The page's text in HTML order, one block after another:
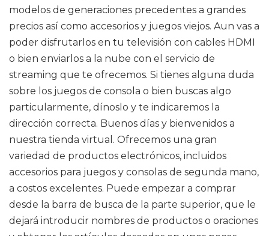
modelos de generaciones precedentes a grandes
precios así como accesorios y juegos viejos. Aun vas a
poder disfrutarlos en tu televisión con cables HDMI
o bien enviarlos a la nube con el servicio de
streaming que te ofrecemos. Si tienes alguna duda
sobre los juegos de consola o bien buscas algo
particularmente, dínoslo y te indicaremos la
dirección correcta. Buenos días y bienvenidos a
nuestra tienda virtual. Ofrecemos una gran
variedad de productos electrónicos, incluidos
accesorios para juegos y consolas de segunda mano,
a costos excelentes. Puede empezar a comprar
desde la barra de busca de la parte superior, que le
dejará introducir nombres de productos o oraciones